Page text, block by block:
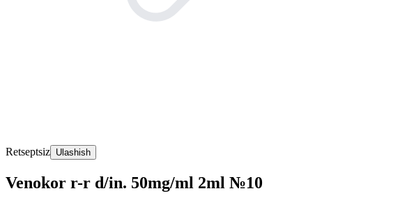
Retseptsiz Ulashish
Venokor r-r d/in. 50mg/ml 2ml №10